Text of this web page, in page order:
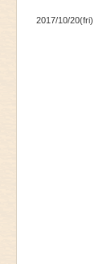
2017/10/20(fri)